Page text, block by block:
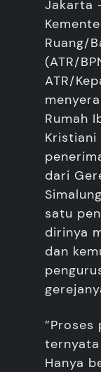
Jakarta
Ruang/
(ATR/
ATR/
Rumah
Kristiani
dari
satu
dirinya
dan
”Proses
Hanya